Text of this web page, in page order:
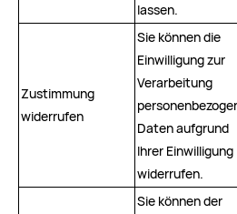
lassen.
Zustimmung
widerrufen
Sie können die
Einwilligung zur
Verarbeitung
Daten aufgrund
Ihrer Einwilligung
widerrufen.
Sie können der